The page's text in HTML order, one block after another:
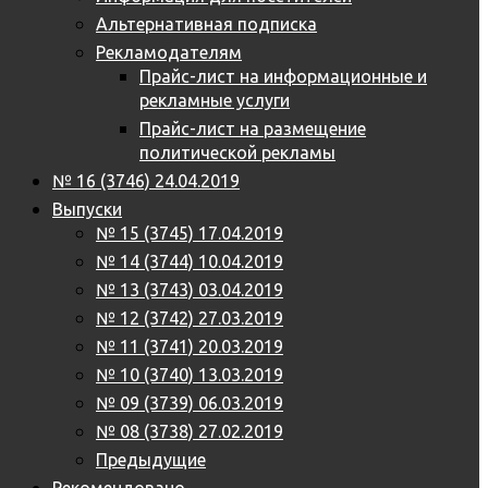
Альтернативная подписка
Рекламодателям
Прайс-лист на информационные и
рекламные услуги
Прайс-лист на размещение
политической рекламы
№ 16 (3746) 24.04.2019
Выпуски
№ 15 (3745) 17.04.2019
№ 14 (3744) 10.04.2019
№ 13 (3743) 03.04.2019
№ 12 (3742) 27.03.2019
№ 11 (3741) 20.03.2019
№ 10 (3740) 13.03.2019
№ 09 (3739) 06.03.2019
№ 08 (3738) 27.02.2019
Предыдущие